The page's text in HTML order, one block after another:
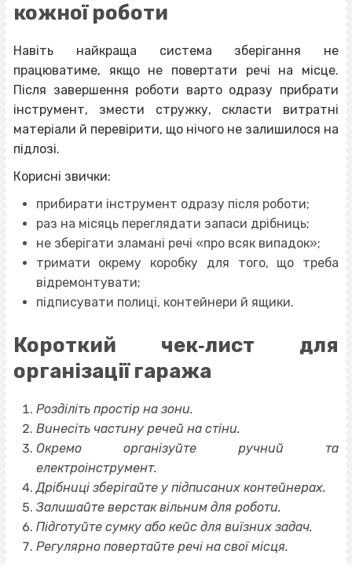
кожної роботи
Навіть найкраща система зберігання не
працюватиме, якщо не повертати речі на місце.
Після завершення роботи варто одразу прибрати
інструмент, змести стружку, скласти витратні
матеріали й перевірити, що нічого не залишилося на
підлозі.
Корисні звички:
прибирати інструмент одразу після роботи;
раз на місяць переглядати запаси дрібниць;
не зберігати зламані речі «про всяк випадок»;
тримати окрему коробку для того, що треба
відремонтувати;
підписувати полиці, контейнери й ящики.
Короткий чек‐лист для
організації гаража
Розділіть простір на зони.
Винесіть частину речей на стіни.
Окремо організуйте ручний та
електроінструмент.
Дрібниці зберігайте у підписаних контейнерах.
Залишайте верстак вільним для роботи.
Підготуйте сумку або кейс для виїзних задач.
Регулярно повертайте речі на свої місця.